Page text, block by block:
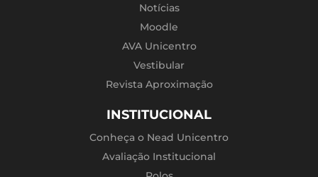
Notícias
Moodle
AVA Unicentro
Vestibular
Revista Aproximação
INSTITUCIONAL
Conheça o Nead Unicentro
Avaliação Institucional